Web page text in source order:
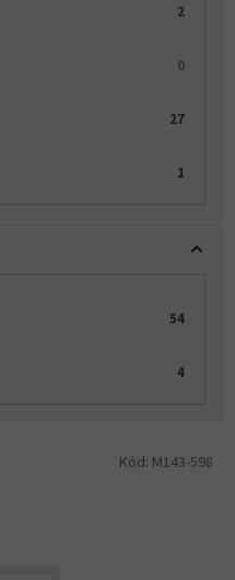
2
0
27
1
54
4
Kód: M143-598